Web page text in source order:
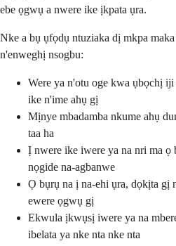
ebe ọgwụ a nwere ike ịkpata ụra.
Nke a bụ ụfọdụ ntuziaka dị mkpa
n'enweghị nsogbu:
Were ya n'otu oge kwa ụbọchị
ike n'ime ahụ gị
Mịnye mbadamba nkume ahụ
taa ha
Ị nwere ike iwere ya na nri ma ọ
nọgide na-agbanwe
Ọ bụrụ na ị na-ehi ụra, dọkịta gị
ewere ọgwụ gị
Ekwula ịkwụsị iwere ya na
ibelata ya nke nta nke nta